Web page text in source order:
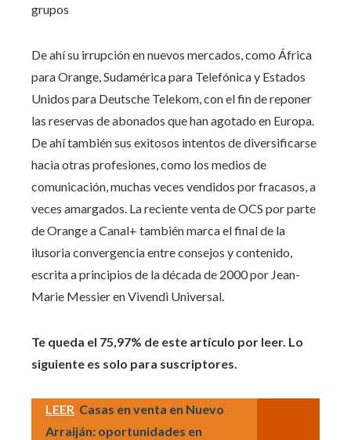
grupos
De ahí su irrupción en nuevos mercados, como África
para Orange, Sudamérica para Telefónica y Estados
Unidos para Deutsche Telekom, con el fin de reponer
las reservas de abonados que han agotado en Europa.
De ahí también sus exitosos intentos de diversificarse
hacia otras profesiones, como los medios de
comunicación, muchas veces vendidos por fracasos, a
veces amargados. La reciente venta de OCS por parte
de Orange a Canal+ también marca el final de la
ilusoria convergencia entre consejos y contenido,
escrita a principios de la década de 2000 por Jean-
Marie Messier en Vivendi Universal.
Te queda el 75,97% de este artículo por leer. Lo
siguiente es solo para suscriptores.
LEER Casas en venta en Nuevo
Arraiján: oportunidades en